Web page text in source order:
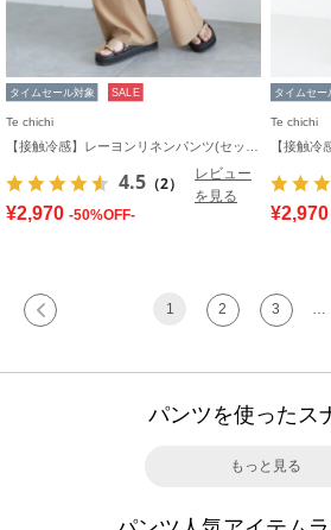
タイムセール対象 SALE
Te chichi
4.5 （2）
レビュー
を見る
¥2,970 -50%OFF-
タイムセー
Te chichi
¥2,970
1 2 3
パンツを使ったス
もっと見る